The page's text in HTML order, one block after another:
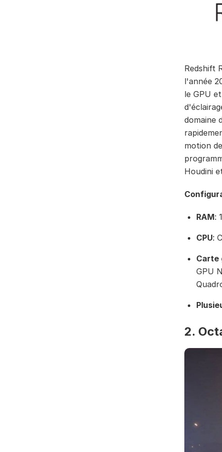
Redshift
l'année
le GPU
domaine
motion
Houdini
RAM:
CPU:
Carte
GPU
2.